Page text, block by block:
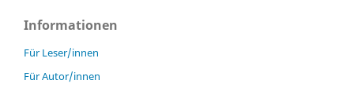
Informationen
Für Leser/innen
Für Autor/innen